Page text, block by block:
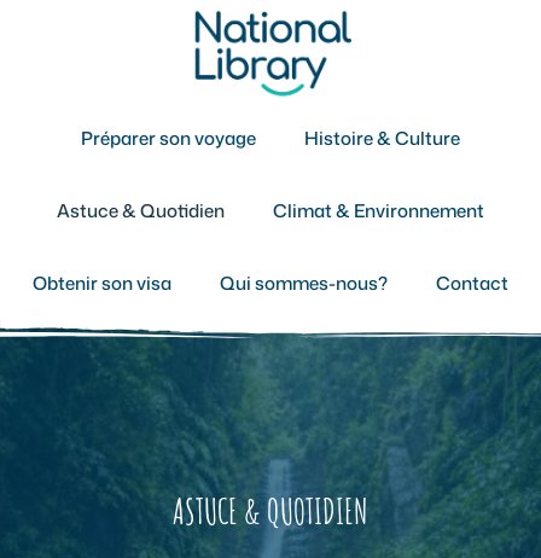
Préparer son voyage Histoire & Culture
Astuce & Quotidien Climat & Environnement
Obtenir son visa Qui sommes-nous? Contact
ASTUCE & QUOTIDIEN